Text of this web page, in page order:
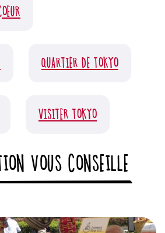
QUARTIER DE TOKYO
VISITER TOKYO
VOUS CONSEILLE